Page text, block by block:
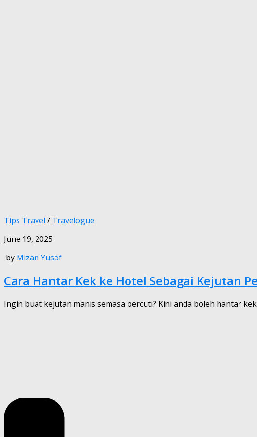
Tips Travel / Travelogue
June 19, 2025
by Mizan Yusof
Cara Hantar Kek ke Hotel Sebagai Kejutan
Ingin buat kejutan manis semasa bercuti? Kini anda boleh hantar